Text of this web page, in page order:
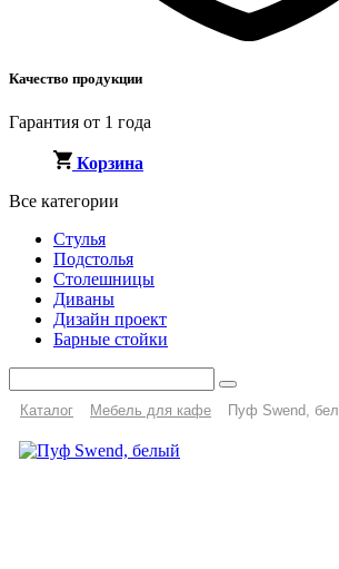
Качество продукции
Гарантия от 1 года
Корзина
Все категории
Стулья
Подстолья
Столешницы
Диваны
Дизайн проект
Барные стойки
Каталог Мебель для кафе Пуф Swend,